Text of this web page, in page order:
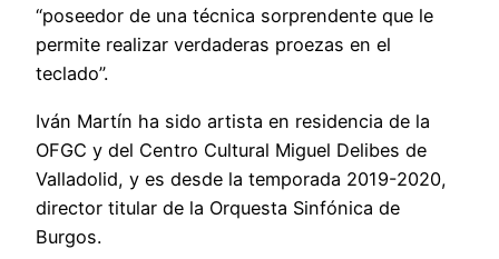
“poseedor de una técnica sorprendente que le
permite realizar verdaderas proezas en el
teclado”.
Iván Martín ha sido artista en residencia de la
OFGC y del Centro Cultural Miguel Delibes de
Valladolid, y es desde la temporada 2019-2020,
director titular de la Orquesta Sinfónica de
Burgos.